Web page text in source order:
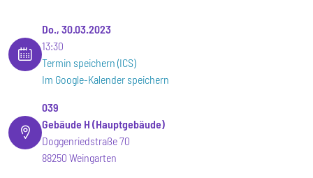
Do., 30.03.2023
13:30
Termin speichern (ICS)
Im Google-Kalender speichern
039
Gebäude H (Hauptgebäude)
Doggenriedstraße 70
88250 Weingarten